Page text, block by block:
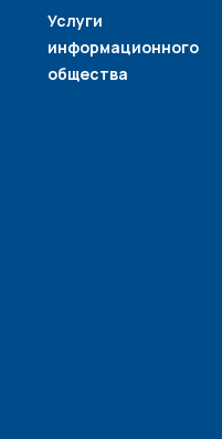
Услуги
информационного
общества